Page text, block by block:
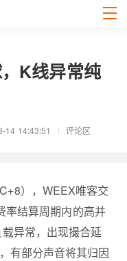
K线异常纯
14 14:43:51 评论区
），WEEX唯客交
率结算周期内的高并
异常，出现撮合延
有部分声音将其归因